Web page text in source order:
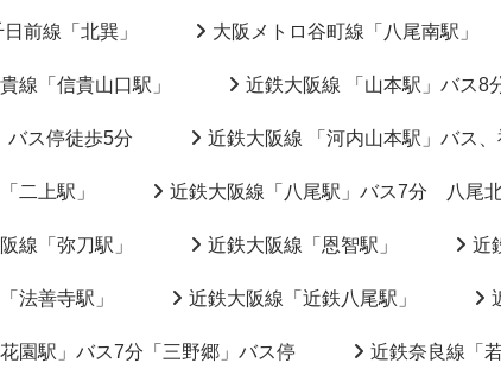
前線「北巽」 大阪メトロ谷町線「八尾南駅」
線「信貴山口駅」 近鉄大阪線 「山本駅」バス8
バス停徒歩5分 近鉄大阪線 「河内山本駅」バス
二上駅」 近鉄大阪線「八尾駅」バス7分 八尾
線「弥刀駅」 近鉄大阪線「恩智駅」 近
法善寺駅」 近鉄大阪線「近鉄八尾駅」
園駅」バス7分「三野郷」バス停 近鉄奈良線「